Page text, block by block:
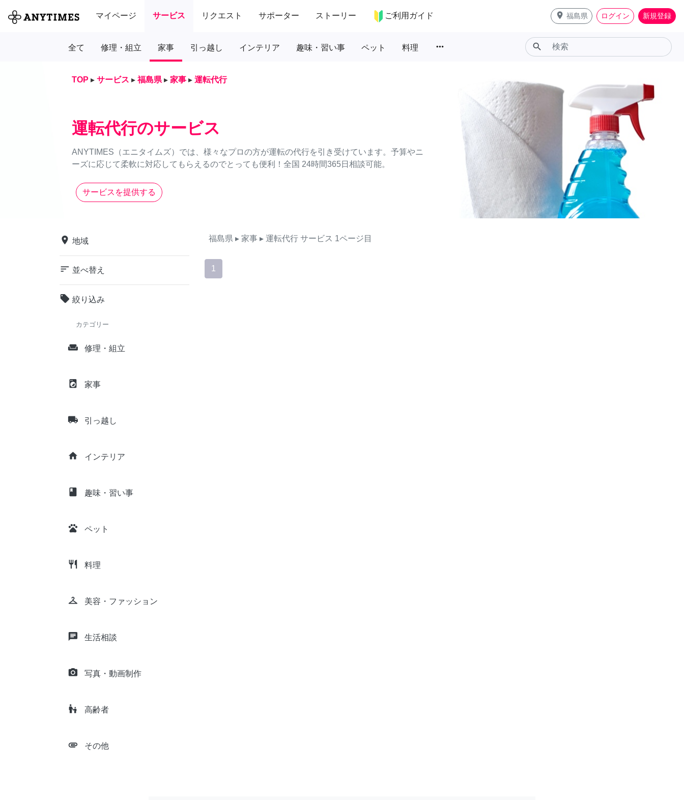
マイページ サービス リクエスト サポーター ストーリー ご利用ガイド place 福島県 ログイン 新規登録
全て 修理・組立 家事 引っ越し インテリア 趣味・習い事 ペット 料理 more_horiz search
TOP ▸ サービス ▸ 福島県 ▸ 家事 ▸ 運転代行
運転代行のサービス
ANYTIMES（エニタイムズ）では、様々なプロの方が運転の代行を引き受けています。予算やニ
ーズに応じて柔軟に対応してもらえるのでとっても便利！全国 24時間365日相談可能。
サービスを提供する
place 地域
sort 並べ替え
local_offer 絞り込み
カテゴリー
weekend 修理・組立
local_laundry_service 家事
local_shipping 引っ越し
home インテリア
class 趣味・習い事
pets ペット
restaurant 料理
checkroom 美容・ファッション
chat 生活相談
camera_alt 写真・動画制作
escalator_warning 高齢者
attachment その他
福島県 ▸ 家事 ▸ 運転代行 サービス 1ページ目
1